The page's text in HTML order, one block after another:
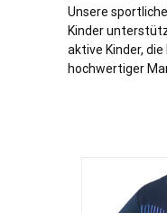
Unsere
Kinder
aktive Kinder,
hochwertiger